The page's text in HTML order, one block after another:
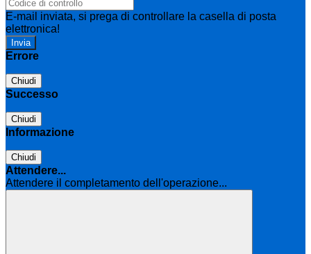
E-mail inviata, si prega di controllare la casella di posta
elettronica!
Errore
Chiudi
Successo
Chiudi
Informazione
Chiudi
Attendere...
Attendere il completamento dell'operazione...